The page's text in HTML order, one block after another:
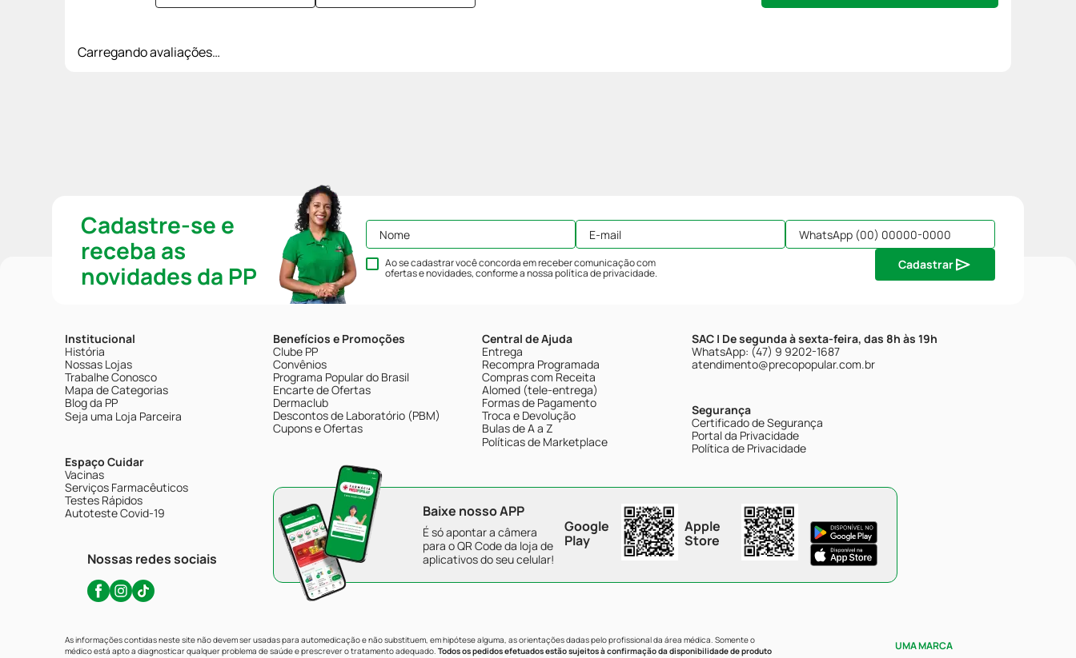
Carregando avaliações…
Cadastre-se e
receba as
novidades da PP
Ao se cadastrar você concorda em receber comunicação com
ofertas e novidades, conforme a nossapolítica de privacidade.
Cadastrar
Institucional
História
Nossas Lojas
Trabalhe Conosco
Mapa de Categorias
Blog da PP
Seja uma Loja Parceira
Espaço Cuidar
Vacinas
Serviços Farmacêuticos
Testes Rápidos
Autoteste Covid-19
Nossas redes sociais
Benefícios e Promoções
Clube PP
Convênios
Programa Popular do Brasil
Encarte de Ofertas
Dermaclub
Descontos de Laboratório (PBM)
Cupons e Ofertas
Central de Ajuda
Entrega
Recompra Programada
Compras com Receita
Alomed (tele-entrega)
Formas de Pagamento
Troca e Devolução
Bulas de A a Z
Políticas de Marketplace
SAC | De segunda à sexta-feira, das 8h às 19h
WhatsApp: (47) 9 9202-1687
atendimento@precopopular.com.br
Segurança
Certificado de Segurança
Portal da Privacidade
Política de Privacidade
Baixe nosso APP
É só apontar a câmera
para o QR Code da loja de
aplicativos do seu celular!
Google
Play
Apple
Store
As informações contidas neste site não devem ser usadas para automedicação e não substituem, em hipótese alguma, as orientações dadas pelo profissional da área médica. Somente o
médico está apto a diagnosticar qualquer problema de saúde e prescrever o tratamento adequado. Todos os pedidos efetuados estão sujeitos à confirmação da disponibilidade de produto
UMA MARCA